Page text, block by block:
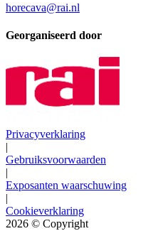
horecava@rai.nl
Georganiseerd door
Privacyverklaring
|
Gebruiksvoorwaarden
|
Exposanten waarschuwing
|
Cookieverklaring
2026 © Copyright